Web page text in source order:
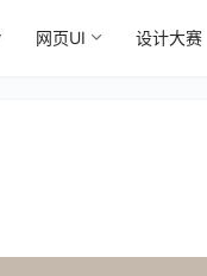
网页UI 设计大赛